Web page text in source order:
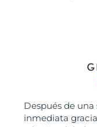
Después de
inmediata